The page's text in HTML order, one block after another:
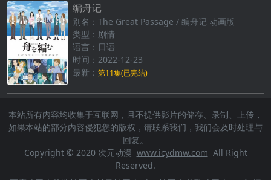
编舟记
别名：The Great Passage / 编舟记 动画版
类型：剧情
语言：日语
时间：2022-12-23
最新： 第11集(已完结)
本站所有内容均收集于互联网，且不提供影片的储存、录制、上传，
如果本站的部分内容侵犯您的版权，请联系我们，我们会及时处理与
回复。
Copyright © 2020 次元动漫 www.icydmw.com All Right
Reserved.